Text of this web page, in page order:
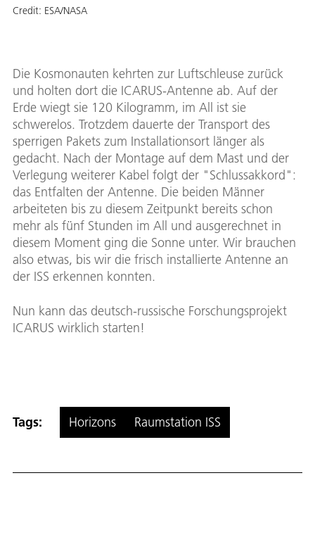
Credit: ESA/NASA
Die Kosmonauten kehrten zur Luftschleuse zurück
und holten dort die ICARUS-Antenne ab. Auf der
Erde wiegt sie 120 Kilogramm, im All ist sie
schwerelos. Trotzdem dauerte der Transport des
sperrigen Pakets zum Installationsort länger als
gedacht. Nach der Montage auf dem Mast und der
Verlegung weiterer Kabel folgt der "Schlussakkord":
das Entfalten der Antenne. Die beiden Männer
arbeiteten bis zu diesem Zeitpunkt bereits schon
mehr als fünf Stunden im All und ausgerechnet in
diesem Moment ging die Sonne unter. Wir brauchen
also etwas, bis wir die frisch installierte Antenne an
der ISS erkennen konnten.
Nun kann das deutsch-russische Forschungsprojekt
ICARUS wirklich starten!
Tags: Horizons Raumstation ISS